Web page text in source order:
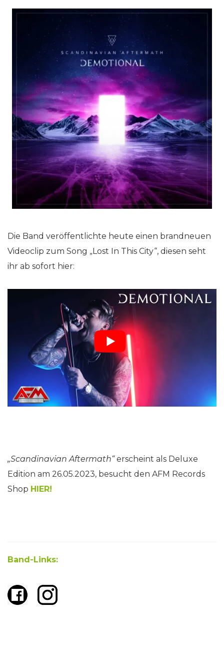
Die Band veröffentlichte heute einen brandneuen
Videoclip zum Song „Lost In This City“, diesen seht
ihr ab sofort hier:
„Scandinavian Aftermath“erscheint als Deluxe
Edition am 26.05.2023, besucht den AFM Records
Shop HIER!
Band-Links: